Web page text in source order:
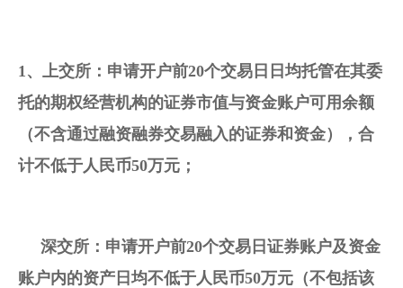
1、 上交所 ： 申请开户前20个交易日日均托管在其委
托的期权经营机构的证券市值与资金账户可用余额
（不含通过融资融券交易融入的证券和资金），合
计不低于人民币50万元；
深交所：申请开户前20个交易日 证券账户及资金
账户内的资产日均不低于人民币50万元（不包括该